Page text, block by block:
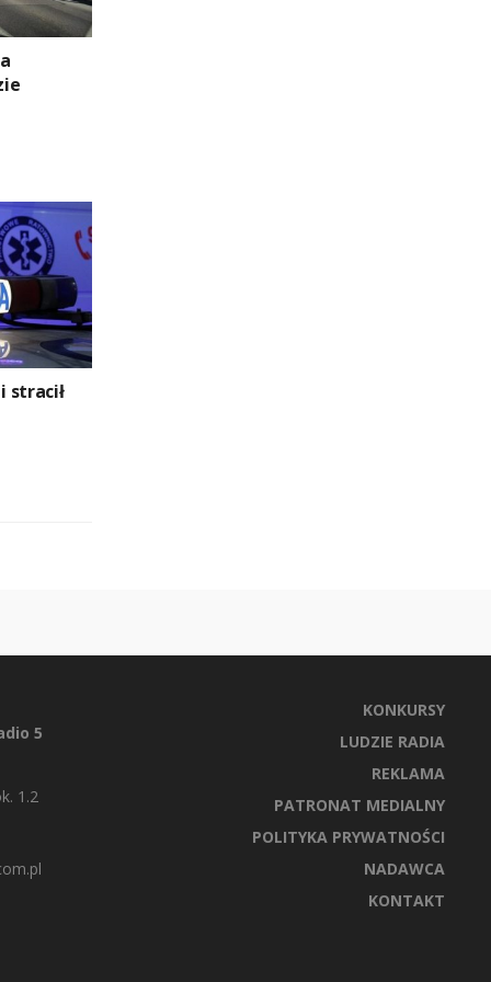
stracił
5
1.2
KONKURSY
LUDZIE RADIA
REKLAMA
PATRONAT MEDIALNY
POLITYKA PRYWATNOŚCI
NADAWCA
KONTAKT